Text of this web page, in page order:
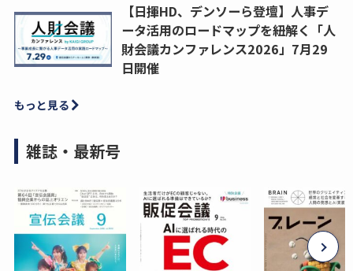
【日揮HD、デンソーら登壇】人事デ
ータ活用のロードマップを紐解く「人
財会議カンファレンス2026」7月29
日開催
もっと見る
雑誌・最新号